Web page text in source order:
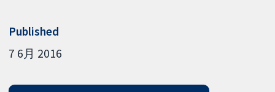
Published
7 6月 2016